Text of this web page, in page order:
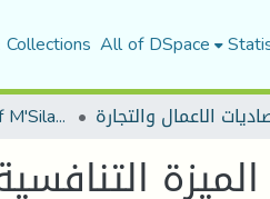
All of DSpace
Scientific Journals of M'Sila University